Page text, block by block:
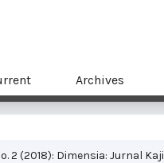
Archives
2 (2018): Dimensia: Jurnal